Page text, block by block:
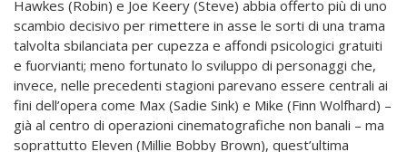
Hawkes (Robin) e Joe Keery (Steve) abbia offerto più di uno
scambio decisivo per rimettere in asse le sorti di una trama
talvolta sbilanciata per cupezza e affondi psicologici gratuiti
e fuorvianti; meno fortunato lo sviluppo di personaggi che,
invece, nelle precedenti stagioni parevano essere centrali ai
fini dell’opera come Max (Sadie Sink) e Mike (Finn Wolfhard) –
già al centro di operazioni cinematografiche non banali – ma
soprattutto Eleven (Millie Bobby Brown), quest’ultima